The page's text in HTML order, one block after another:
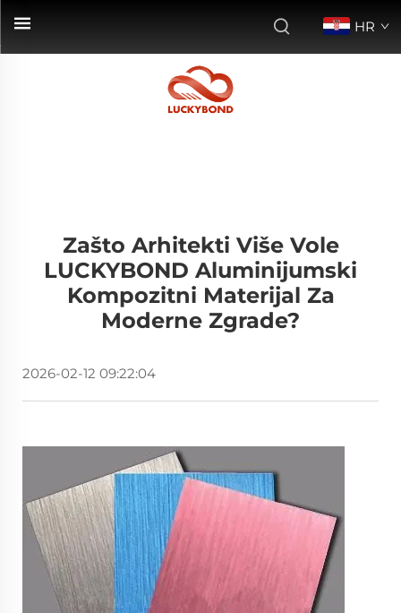
HR
Zašto Arhitekti Više Vole
LUCKYBOND Aluminijumski
Kompozitni Materijal Za
Moderne Zgrade?
2026-02-12 09:22:04